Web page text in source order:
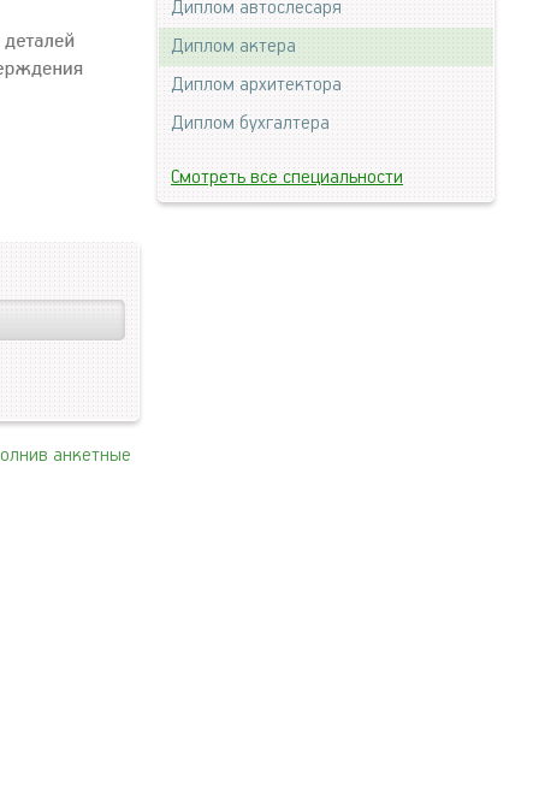
анкетные
Диплом автослесаря
Диплом актера
Диплом архитектора
Диплом бухгалтера
Смотреть все специальности